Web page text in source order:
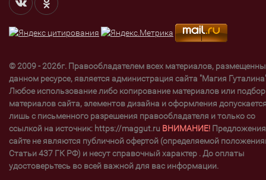
© 2009 - 2026г. Правообладателем всех материалов,
данном ресурсе, является администрация сайта "Магия
Любое использование либо копирование материалов или
материалов сайта, элементов дизайна и оформления
лишь с письменного разрешения правообладателя и только со
ссылкой на источник: https://maggut.ru ВНИМАНИЕ!
сайте не являются публичной офертой (определяемой
Статьи 437 ГК РФ) и несут справочный характер . До оплаты
удостоверьтесь во всей важной для вас информации.